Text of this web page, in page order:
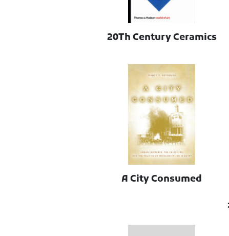
20Th Century Ceramics
A City Consumed